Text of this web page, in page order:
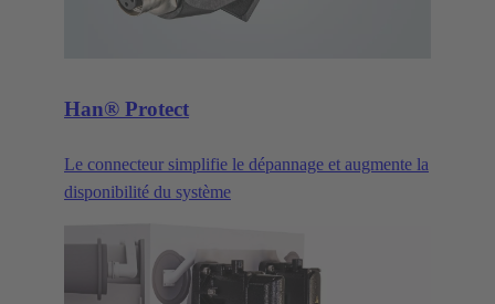
Han® Protect
Le connecteur simplifie le dépannage et augmente la
disponibilité du système